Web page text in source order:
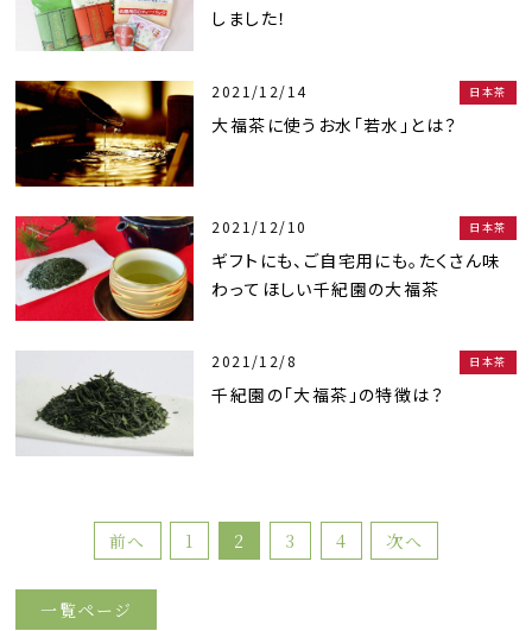
しました！
2021/12/14 日本茶
大福茶に使うお水「若水」とは？
2021/12/10 日本茶
ギフトにも、ご自宅用にも。たくさん味
わってほしい千紀園の大福茶
2021/12/8 日本茶
千紀園の「大福茶」の特徴は？
前へ 1 2 3 4 次へ
一覧ページ